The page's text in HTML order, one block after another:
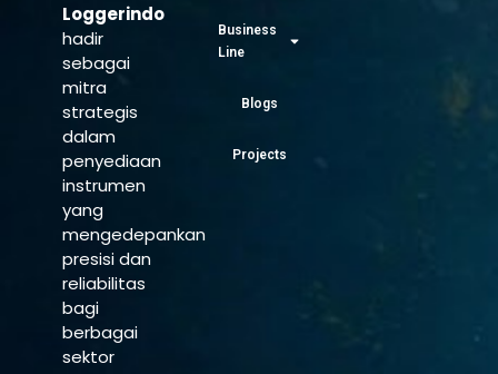
Loggerindo
hadir
sebagai
mitra
strategis
dalam
penyediaan
instrumen
yang
mengedepankan
presisi dan
reliabilitas
bagi
berbagai
sektor
Business
Line
Blogs
Projects